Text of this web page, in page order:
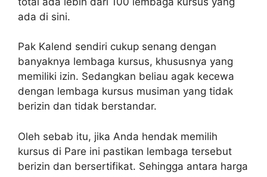
ada di sini.
Pak Kalend sendiri cukup senang dengan
banyaknya lembaga kursus, khususnya yang
memiliki izin. Sedangkan beliau agak kecewa
dengan lembaga kursus musiman yang tidak
berizin dan tidak berstandar.
Oleh sebab itu, jika Anda hendak memilih
kursus di Pare ini pastikan lembaga tersebut
berizin dan bersertifikat. Sehingga antara harga